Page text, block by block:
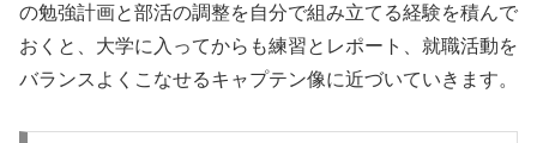
の勉強計画と部活の調整を自分で組み立てる経験を積んで
おくと、大学に入ってからも練習とレポート、就職活動を
バランスよくこなせるキャプテン像に近づいていきます。